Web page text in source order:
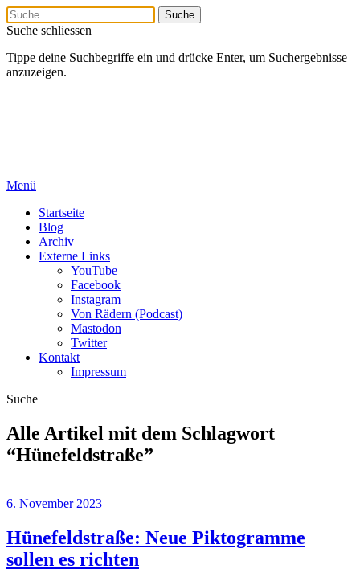
Suche schliessen
Tippe deine Suchbegriffe ein und drücke Enter, um Suchergebnisse
anzuzeigen.
Menü
Startseite
Blog
Archiv
Externe Links
YouTube
Facebook
Instagram
Von Rädern (Podcast)
Mastodon
Twitter
Kontakt
Impressum
Suche
Alle Artikel mit dem Schlagwort
“Hünefeldstraße”
6. November 2023
Hünefeldstraße: Neue Piktogramme
sollen es richten